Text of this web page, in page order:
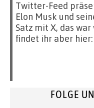
Twitter-Feed
Elon Musk und
Satz mit X, das war
findet ihr aber hier:
FOLGE